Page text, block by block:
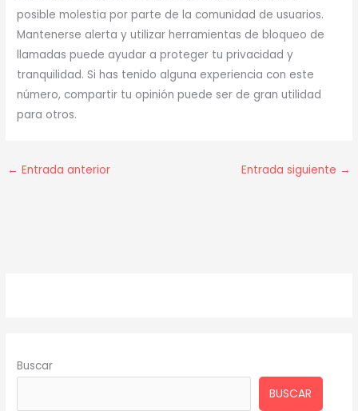
posible molestia por parte de la comunidad de usuarios.
Mantenerse alerta y utilizar herramientas de bloqueo de
llamadas puede ayudar a proteger tu privacidad y
tranquilidad. Si has tenido alguna experiencia con este
número, compartir tu opinión puede ser de gran utilidad
para otros.
← Entrada anterior Entrada siguiente →
Buscar
BUSCAR